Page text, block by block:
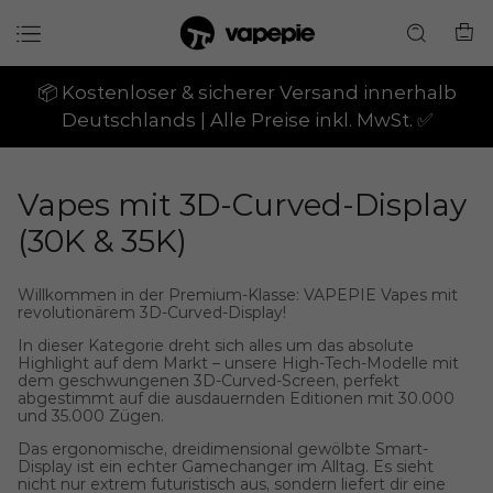
📦 Kostenloser & sicherer Versand innerhalb
Deutschlands | Alle Preise inkl. MwSt. ✅
Vapes mit 3D-Curved-Display
(30K & 35K)
Willkommen in der Premium-Klasse: VAPEPIE Vapes mit
revolutionärem 3D-Curved-Display!
In dieser Kategorie dreht sich alles um das absolute
Highlight auf dem Markt – unsere High-Tech-Modelle mit
dem geschwungenen 3D-Curved-Screen, perfekt
abgestimmt auf die ausdauernden Editionen mit 30.000
und 35.000 Zügen.
Das ergonomische, dreidimensional gewölbte Smart-
Display ist ein echter Gamechanger im Alltag. Es sieht
nicht nur extrem futuristisch aus, sondern liefert dir eine